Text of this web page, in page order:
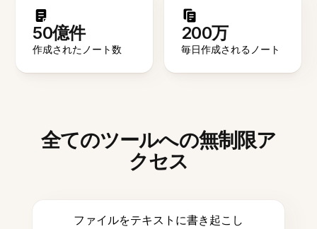
50億件
作成されたノート数
200万
毎日作成されるノート
全てのツールへの無制限ア
クセス
ファイルをテキストに書き起こし